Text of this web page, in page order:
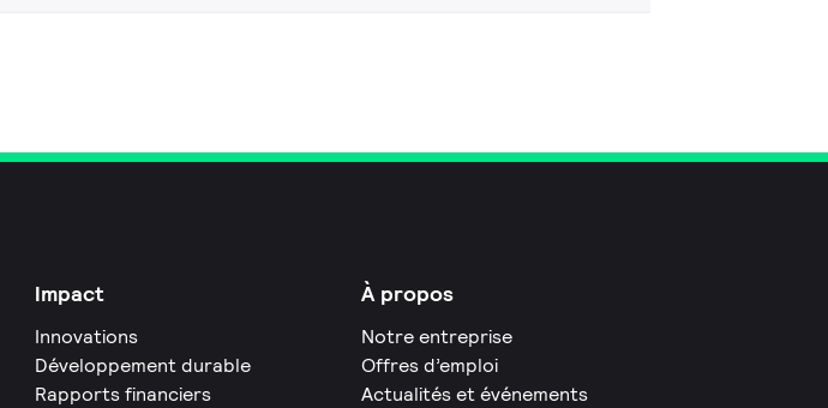
Impact
Innovations
Développement durable
Rapports financiers
À propos
Notre entreprise
Offres d’emploi
Actualités et événements